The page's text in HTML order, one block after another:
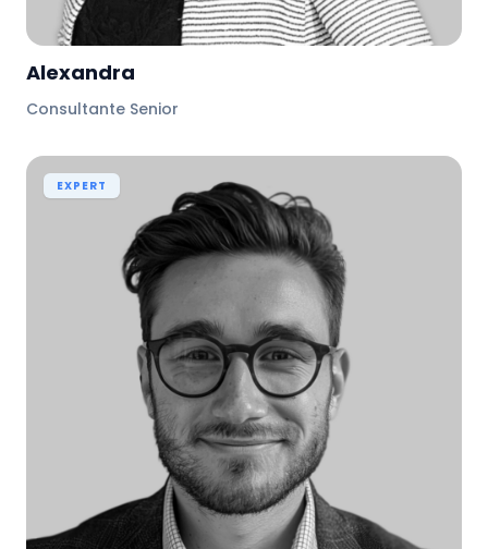
Alexandra
Consultante Senior
EXPERT